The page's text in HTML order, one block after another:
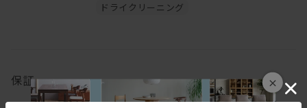
×
ドライクリーニング
保証